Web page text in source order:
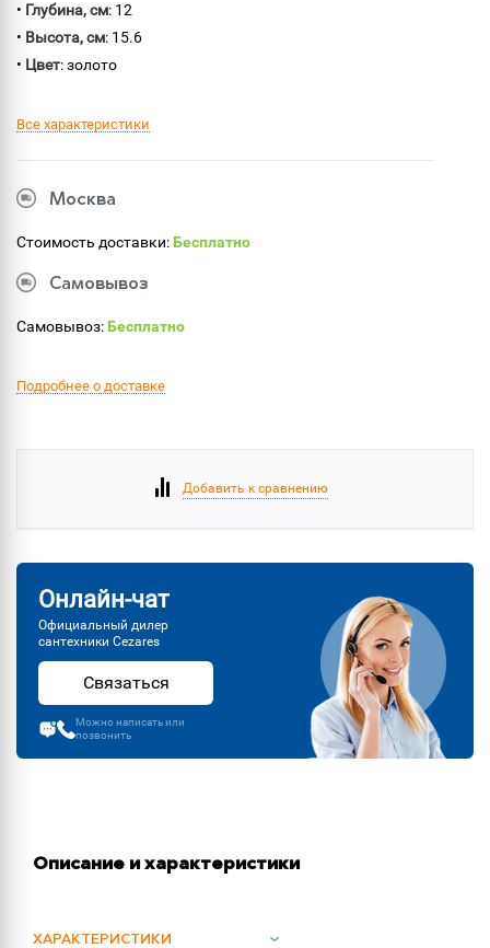
• Глубина, см: 12
• Высота, см: 15.6
• Цвет: золото
Все характеристики
Москва
Стоимость доставки:Бесплатно
Самовывоз
Самовывоз:Бесплатно
Подробнее о доставке
Добавить к сравнению
Онлайн-чат
Официальный дилер
сантехники Cezares
Связаться
Можно написать или
позвонить
Описание и характеристики
ХАРАКТЕРИСТИКИ